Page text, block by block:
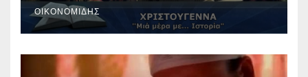
ΟΙΚΟΝΟΜΊΔΗΣ